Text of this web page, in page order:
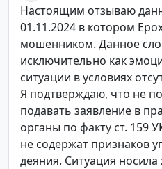
Настоящим отзываю
01.11.2024 в котором
мошенником. Данное
исключительно как
ситуации в условиях
Я подтверждаю, что не
подавать заявление в
органы по факту ст. 159
не содержат признаков
деяния. Ситуация носила